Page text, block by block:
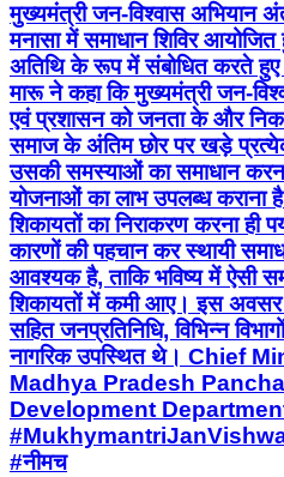
मुख्यमंत्री जन-विश्वास अभियान
मनासा में समाधान शिविर
अतिथि के रूप में संबोधित करते हुए
मारू ने कहा कि मुख्यमंत्री जन-
एवं प्रशासन को जनता के और
समाज के अंतिम छोर पर खड़े
उसकी समस्याओं का समाधान
योजनाओं का लाभ उपलब्ध कराना
शिकायतों का निराकरण करना ही
कारणों की पहचान कर स्थायी
आवश्यक है, ताकि भविष्य में ऐसी
शिकायतों में कमी आए। इस अवसर
सहित जनप्रतिनिधि, विभिन्न
नागरिक उपस्थित थे। Chief
Madhya Pradesh
Development
#नीमच